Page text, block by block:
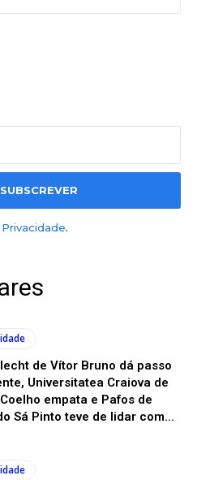
.
de Vítor Bruno dá passo
Universitatea Craiova de
empata e Pafos de
Sá Pinto teve de lidar com...